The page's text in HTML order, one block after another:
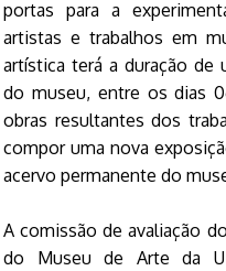
portas para a
artistas e trabalhos em
artística terá a duração de
do museu, entre os dias
obras resultantes dos
compor uma nova
acervo permanente do
A comissão de avaliação
do Museu de Arte da